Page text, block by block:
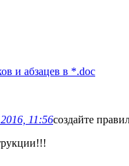
и абзацев в *.doc
11:56создайте